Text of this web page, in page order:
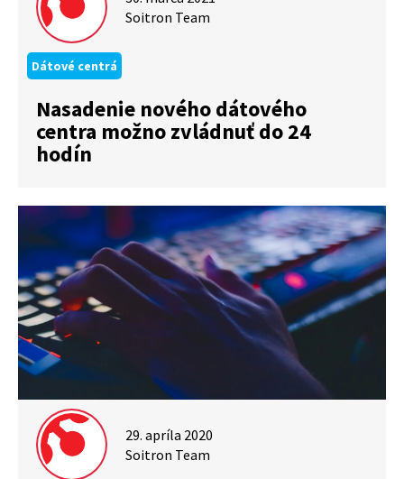
Soitron Team
Dátové centrá
Nasadenie nového dátového
centra možno zvládnuť do 24
hodín
29. apríla 2020
Soitron Team